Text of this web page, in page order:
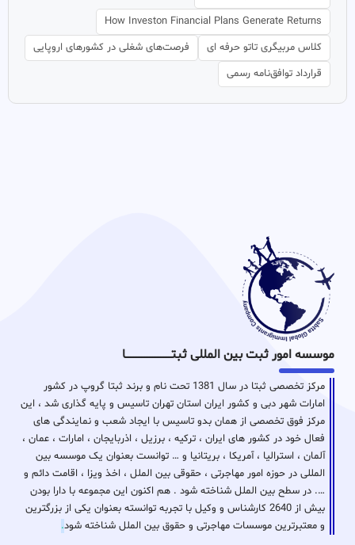
How Investon Financial Plans Generate Returns
کلاس مربیگری تاتو حرفه ای
فرصت‌های شغلی در کشورهای اروپایی
قرارداد توافق‌نامه رسمی
موسسه امور ثبت بین المللی ثبتـــــــــــــــــــــــــــــا
مرکز تخصصی ثبتا در سال 1381 تحت نام و برند ثبتا گروپ در کشور
امارات شهر دبی و کشور ایران استان تهران تاسیس و پایه گذاری شد ، این
مرکز فوق تخصصی از همان بدو تاسیس با ایجاد شعب و نمایندگی های
فعال خود در کشور های ایران ، ترکیه ، برزیل ، اذربایجان ، امارات ، عمان ،
آلمان ، استرالیا ، آمریکا ، بریتانیا و … توانست بعنوان یک موسسه بین
المللی در حوزه امور مهاجرتی ، حقوقی بین الملل ، اخذ ویزا ، اقامت دائم و
…. در سطح بین الملل شناخته شود . هم اکنون این مجموعه با دارا بودن
بیش از 2640 کارشناس و وکیل با تجربه توانسته بعنوان یکی از بزرگترین
و معتبرترین موسسات مهاجرتی و حقوق بین الملل شناخته شود.